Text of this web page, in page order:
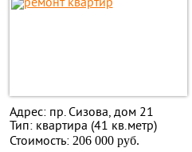
Адрес: пр. Сизова, дом 21
Тип: квартира (41 кв.метр)
Стоимость: 206 000 руб.